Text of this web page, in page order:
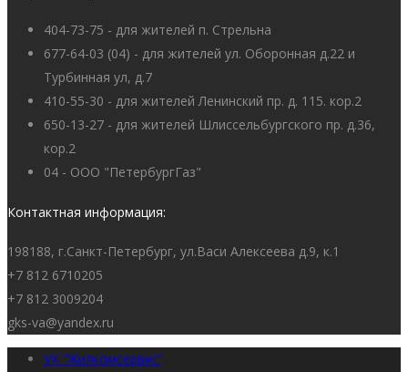
404-73-75 - для жителей п. Стрельна
677-64-03 (04) - для жителей ул. Оборонная д.22 и
Турбинная ул, д.7
410-55-30 - для жителей Ленинский пр. д. 115. кор.2
650-13-27 - для жителей Шлиссельбургского пр. д.36,
кор.2
04 - ООО "ПетербургГаз"
Контактная информация:
198188, г.Санкт-Петербург, ул.Васи Алексеева д.9, к.1
+7 812 6710205
+7 812 3009204
gks-va@yandex.ru
УК “Жилкомсервис”